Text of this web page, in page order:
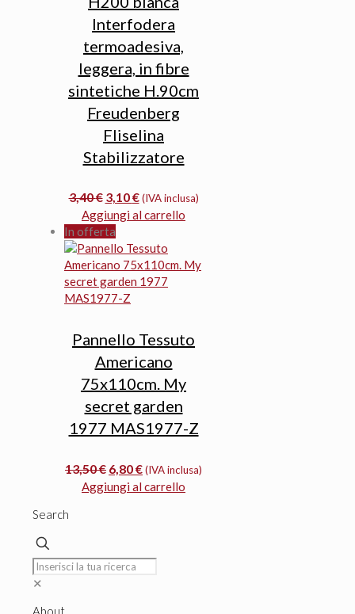
Interfodera
termoadesiva,
leggera, in fibre
sintetiche H.90cm
Freudenberg
Fliselina
Stabilizzatore
3,40€ Il
prezzo
originale
era:
3,40 €.
3,10€Il
prezzo
è:
3,10 €.
(IVA inclusa)
Aggiungi al carrello
In offerta
Pannello Tessuto
Americano
75x110cm. My
secret garden
1977 MAS1977-Z
13,50€ Il
prezzo
6,80€Il
prezzo
(IVA inclusa)
Aggiungi al carrello
Search
✕
About